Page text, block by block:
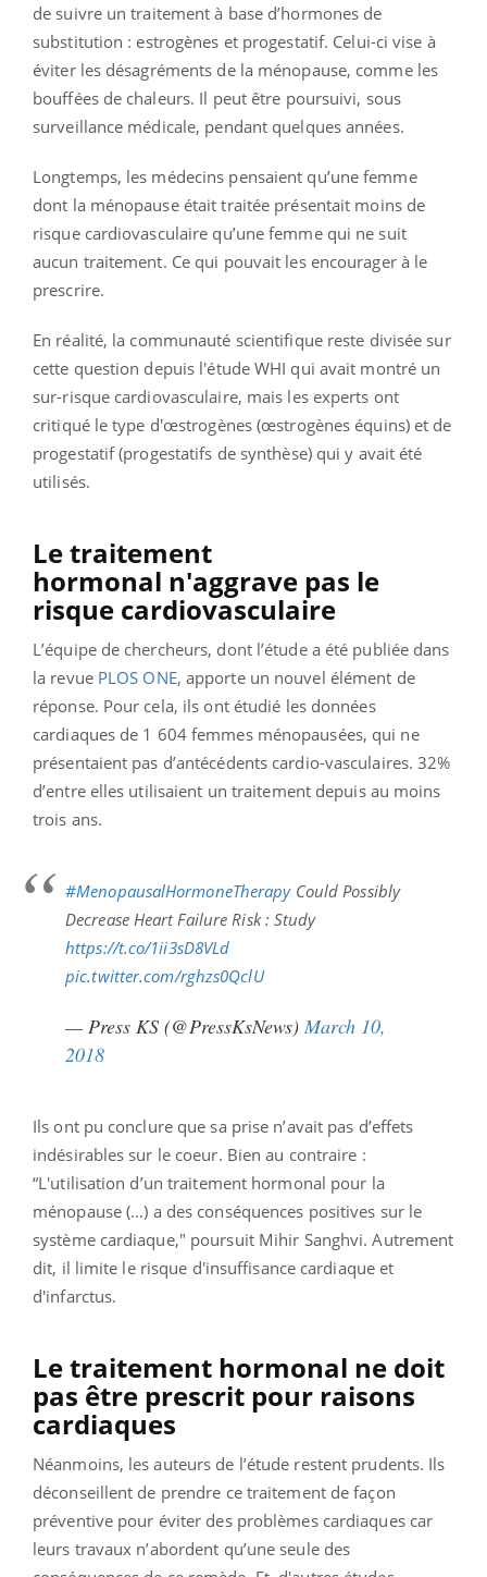
de suivre un traitement à base d’hormones de
substitution : estrogènes et progestatif. Celui-ci vise à
éviter les désagréments de la ménopause, comme les
bouffées de chaleurs. Il peut être poursuivi, sous
surveillance médicale, pendant quelques années.
Longtemps, les médecins pensaient qu’une femme
dont la ménopause était traitée présentait moins de
risque cardiovasculaire qu’une femme qui ne suit
aucun traitement. Ce qui pouvait les encourager à le
prescrire.
En réalité, la communauté scientifique reste divisée sur
cette question depuis l'étude WHI qui avait montré un
sur-risque cardiovasculaire, mais les experts ont
critiqué le type d'œstrogènes (œstrogènes équins) et de
progestatif (progestatifs de synthèse) qui y avait été
utilisés.
Le traitement
hormonal n'aggrave pas le
risque cardiovasculaire
L’équipe de chercheurs, dont l’étude a été publiée dans
la revue PLOS ONE, apporte un nouvel élément de
réponse. Pour cela, ils ont étudié les données
cardiaques de 1 604 femmes ménopausées, qui ne
présentaient pas d’antécédents cardio-vasculaires. 32%
d’entre elles utilisaient un traitement depuis au moins
trois ans.
#MenopausalHormoneTherapyCould Possibly
Decrease Heart Failure Risk : Study
https://t.co/1ii3sD8VLd
pic.twitter.com/rghzs0QclU
— Press KS (@PressKsNews) March 10,
2018
Ils ont pu conclure que sa prise n’avait pas d’effets
indésirables sur le coeur. Bien au contraire :
“L'utilisation d’un traitement hormonal pour la
ménopause (...) a des conséquences positives sur le
système cardiaque," poursuit Mihir Sanghvi. Autrement
dit, il limite le risque d'insuffisance cardiaque et
d'infarctus.
Le traitement hormonal ne doit
pas être prescrit pour raisons
cardiaques
Néanmoins, les auteurs de l’étude restent prudents. Ils
déconseillent de prendre ce traitement de façon
préventive pour éviter des problèmes cardiaques car
leurs travaux n’abordent qu’une seule des